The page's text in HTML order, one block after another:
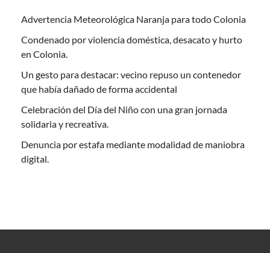
Advertencia Meteorológica Naranja para todo Colonia
Condenado por violencia doméstica, desacato y hurto
en Colonia.
Un gesto para destacar: vecino repuso un contenedor
que había dañado de forma accidental
Celebración del Día del Niño con una gran jornada
solidaria y recreativa.
Denuncia por estafa mediante modalidad de maniobra
digital.